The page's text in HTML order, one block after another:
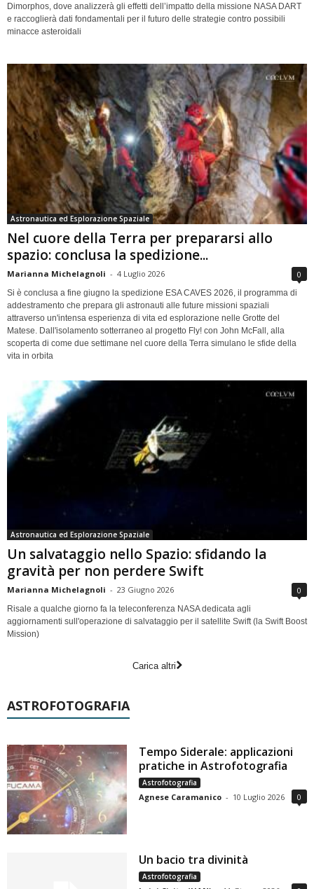
Dimorphos, dove analizzerà gli effetti dell’impatto della missione NASA DART
e raccoglierà dati fondamentali per il futuro delle strategie contro possibili
minacce asteroidali
Astronautica ed Esplorazione Spaziale
Nel cuore della Terra per prepararsi allo
spazio: conclusa la spedizione...
Marianna Michelagnoli - 4 Luglio 2026 0
Si è conclusa a fine giugno la spedizione ESA CAVES 2026, il programma di
addestramento che prepara gli astronauti alle future missioni spaziali
attraverso un'intensa esperienza di vita ed esplorazione nelle Grotte del
Matese. Dall'isolamento sotterraneo al progetto Fly! con John McFall, alla
scoperta di come due settimane nel cuore della Terra simulano le sfide della
vita in orbita
Astronautica ed Esplorazione Spaziale
Un salvataggio nello Spazio: sfidando la
gravità per non perdere Swift
Marianna Michelagnoli - 23 Giugno 2026 0
Risale a qualche giorno fa la teleconferenza NASA dedicata agli
aggiornamenti sull'operazione di salvataggio per il satellite Swift (la Swift Boost
Mission)
Carica altri
ASTROFOTOGRAFIA
Tempo Siderale: applicazioni
pratiche in Astrofotografia
Astrofotografia
Agnese Caramanico - 10 Luglio 2026 0
Un bacio tra divinità
Astrofotografia